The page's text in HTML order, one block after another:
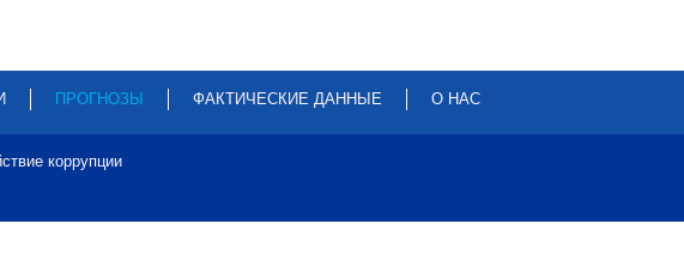
ПРОГНОЗЫ ФАКТИЧЕСКИЕ ДАННЫЕ О НАС
коррупции